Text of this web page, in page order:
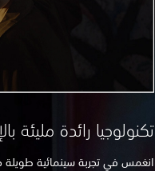
تكنولوجيا رائدة مليئة
انغمس في تجربة سينمائية طويلة